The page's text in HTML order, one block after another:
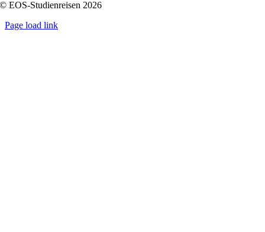
© EOS-Studienreisen 2026
Page load link